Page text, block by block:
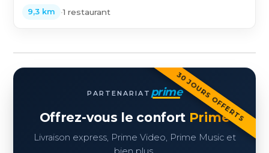
9,3 km •1 restaurant
30 JOURS OFFERTS
PARTENARIAT prime
Offrez-vous le confort Prime
Livraison express, Prime Video, Prime Music et